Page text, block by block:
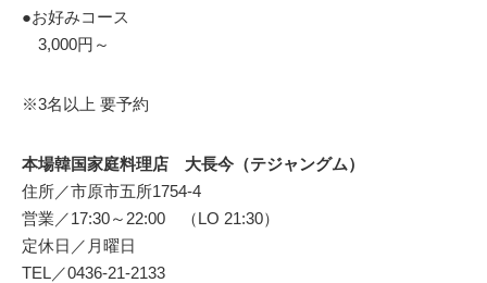
●お好みコース
3,000円～
※3名以上 要予約
本場韓国家庭料理店 大長今（テジャングム）
住所／市原市五所1754-4
営業／17:30～22:00 （LO 21:30）
定休日／月曜日
TEL／0436-21-2133